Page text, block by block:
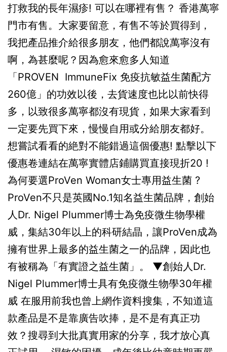
打救我的長年濕疹! 可以在哪裡有售？ 香港萬寧
門市有售。大家要留意，有售不等於買得到，
我把產品推介給很多朋友，他們都說萬寧沒有
啊，為甚麼呢？因為愈來愈多人知道
「PROVEN ImmuneFix 免疫抗敏益生菌配方
260億」的功效以後，去貨速度也比以前快得
多，以致很多萬寧都沒有現貨，如果大家看到
一定要先買下來，慢慢自用或分給朋友都好。
想嘗試看看的絶對不能錯過這個優惠! 點擊以下
優惠卷連結在萬寧實體店鋪購買直接現折20 !
為何要選ProVen Woman女士專用益生菌 ?
ProVen不只是英國No.1知名益生菌品牌，創始
人Dr. Nigel Plummer博士為免疫微生物學權
威，集結30年以上的科研結晶，讓ProVen成為
擁有世界上最多的益生菌之一的品牌，因此也
有被稱為「有實證之益生菌」。 ▼創始人Dr.
Nigel Plummer博士具有免疫微生物學30年權
威 在服用前我也曾上網作資料搜集，不知道這
款產品是不是靠廣告吹捧，是不是有真正功
效？搜尋到大批真實用家的分享，我才放心真